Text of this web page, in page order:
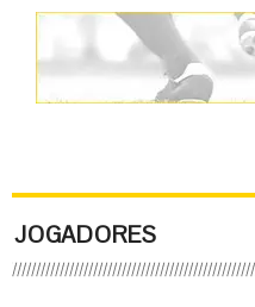
JOGADORES